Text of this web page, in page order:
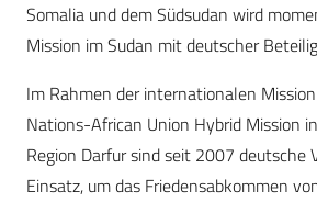
Somalia und dem Südsudan wird
Mission im Sudan mit deutscher
Im Rahmen der internationalen
Nations-African Union Hybrid Mission
Region Darfur sind seit 2007 deutsche
Einsatz, um das Friedensabkommen